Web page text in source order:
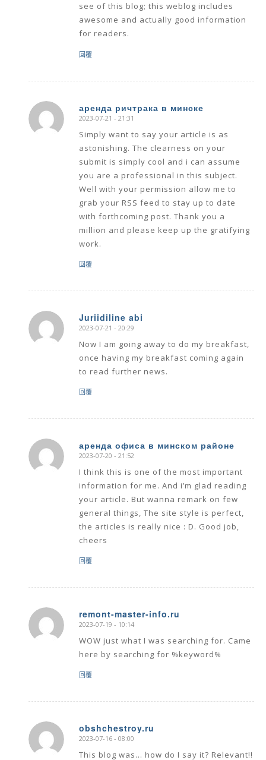
see of this blog; this weblog includes
awesome and actually good information
for readers.
回覆
аренда ричтрака в минске
says:
2023-07-21 - 21:31
Simply want to say your article is as
astonishing. The clearness on your
submit is simply cool and i can assume
you are a professional in this subject.
Well with your permission allow me to
grab your RSS feed to stay up to date
with forthcoming post. Thank you a
million and please keep up the gratifying
work.
回覆
Juriidiline abi
says:
2023-07-21 - 20:29
Now I am going away to do my breakfast,
once having my breakfast coming again
to read further news.
回覆
аренда офиса в минском районе
says:
2023-07-20 - 21:52
I think this is one of the most important
information for me. And i’m glad reading
your article. But wanna remark on few
general things, The site style is perfect,
the articles is really nice : D. Good job,
cheers
回覆
remont-master-info.ru
says:
2023-07-19 - 10:14
WOW just what I was searching for. Came
here by searching for %keyword%
回覆
obshchestroy.ru
says:
2023-07-16 - 08:00
This blog was… how do I say it? Relevant!!